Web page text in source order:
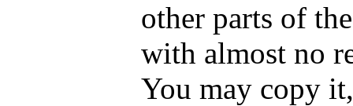
other parts of
with almost no
You may copy